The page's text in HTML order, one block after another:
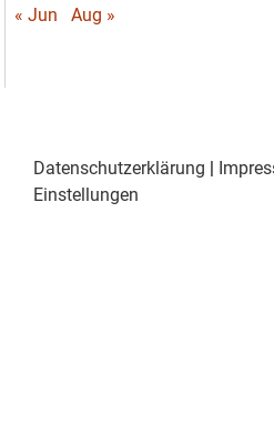
« Jun
Aug »
Datenschutzerklärung
Einstellungen